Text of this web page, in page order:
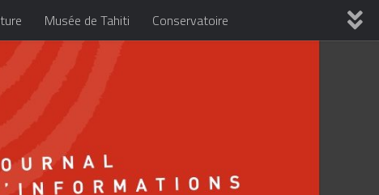
Musée de Tahiti Conservatoire